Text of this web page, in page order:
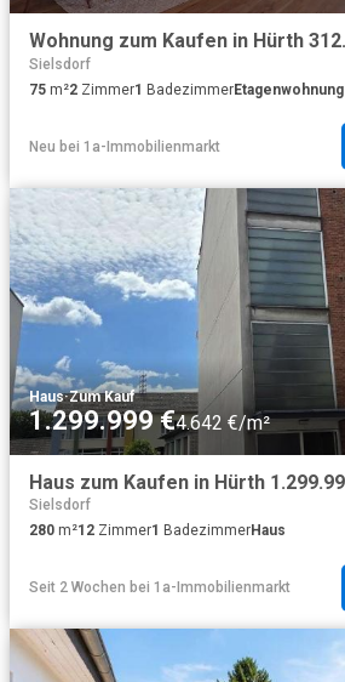
Sielsdorf
75 m²2 Zimmer1 BadezimmerEtagenwohnung
Neu bei 1a-Immobilienmarkt
Haus·Zum Kauf
1.299.999 €4.642 €/m²
Sielsdorf
280 m²12 Zimmer1 BadezimmerHaus
Seit 2 Wochen bei 1a-Immobilienmarkt